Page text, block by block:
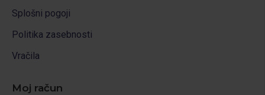
Splošni pogoji
Politika zasebnosti
Vračila
Moj račun